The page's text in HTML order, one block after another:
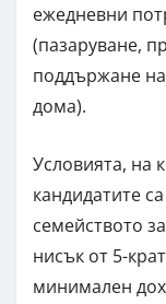
ежедневни
(пазаруване,
поддържане
дома).
Условията, на
кандидатите
семейството
нисък от 5-
минимален